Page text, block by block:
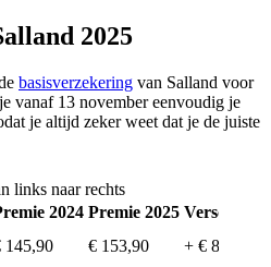
2025
basisverzekering van Salland voor
vanaf 13 november eenvoudig je
je altijd zeker weet dat je de juiste
links naar rechts
2024 Premie 2025 Verschil
145,90 € 153,90
+ € 8,-